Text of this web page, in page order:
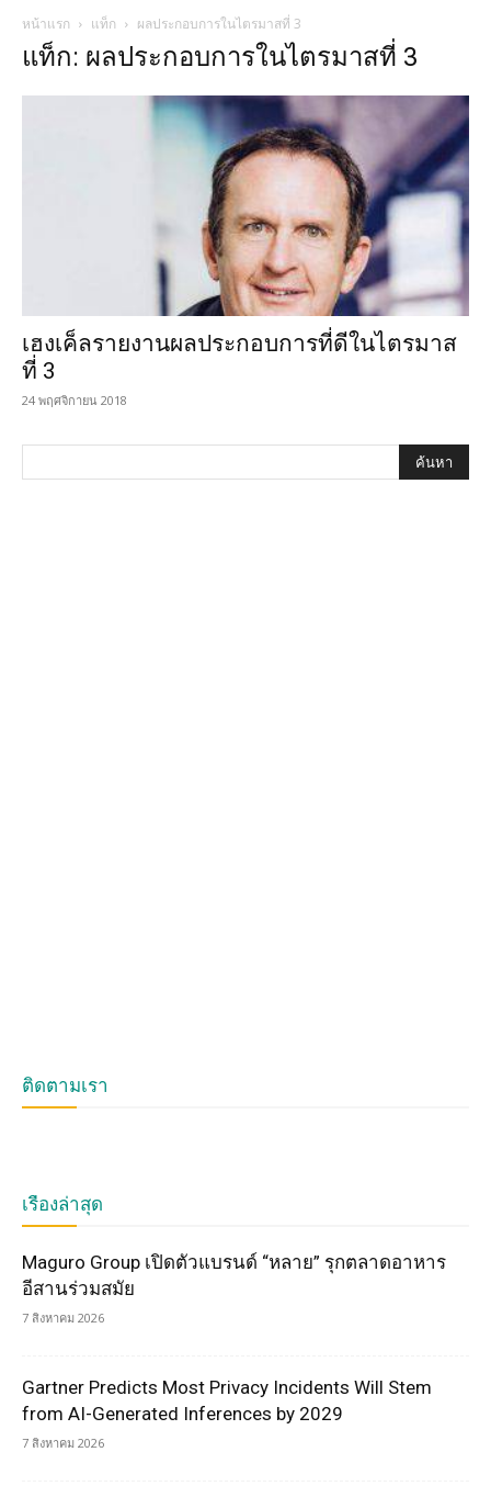
หน้าแรก แท็ก ผลประกอบการในไตรมาสที่ 3
แท็ก: ผลประกอบการในไตรมาสที่ 3
เฮงเค็ลรายงานผลประกอบการที่ดีในไตรมาส
ที่ 3
24 พฤศจิกายน 2018
ติดตามเรา
เรื่องล่าสุด
Maguro Group เปิดตัวแบรนด์ “หลาย” รุกตลาดอาหาร
อีสานร่วมสมัย
7 สิงหาคม 2026
Gartner Predicts Most Privacy Incidents Will Stem
from AI-Generated Inferences by 2029
7 สิงหาคม 2026